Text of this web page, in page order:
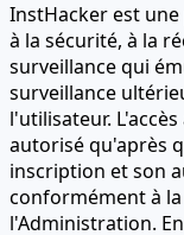
InstHacker est
à la sécurité, à la
surveillance qui
surveillance
l'utilisateur.
autorisé qu'après
inscription et son
conformément à
l'Administration.